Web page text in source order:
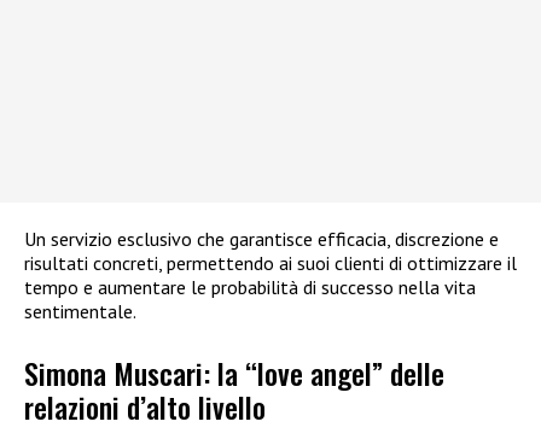
Un servizio esclusivo che garantisce efficacia, discrezione e
risultati concreti, permettendo ai suoi clienti di ottimizzare il
tempo e aumentare le probabilità di successo nella vita
sentimentale.
Simona Muscari: la “love angel” delle
relazioni d’alto livello